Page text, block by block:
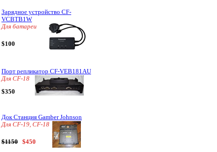
Зарядное устройство CF-
VCBTB1W
Для батареи
$100
Порт репликатор CF-VEB181AU
Для CF-18
$350
Док Станция Gamber Johnson
Для CF-19, CF-18
$1150 $450